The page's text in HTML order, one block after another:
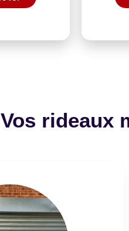
Vos rideaux